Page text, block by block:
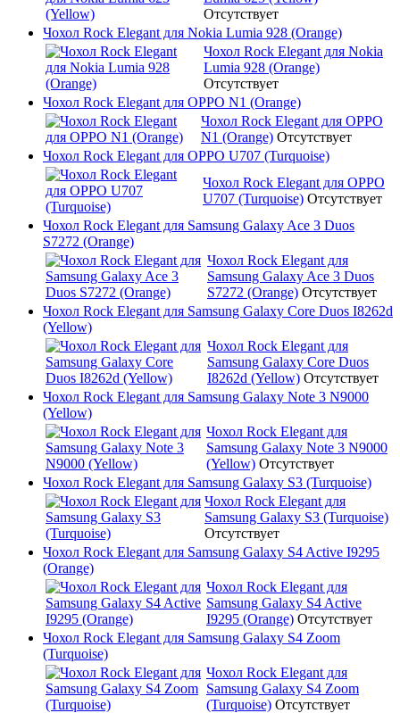
Отсутствует
Чохол Rock Elegant для Nokia Lumia 928 (Orange)
Чохол Rock Elegant для Nokia
Lumia 928 (Orange)
Отсутствует
Чохол Rock Elegant для OPPO N1 (Orange)
Чохол Rock Elegant для OPPO
N1 (Orange) Отсутствует
Чохол Rock Elegant для OPPO U707 (Turquoise)
Чохол Rock Elegant для OPPO
U707 (Turquoise) Отсутствует
Чохол Rock Elegant для Samsung Galaxy Ace 3 Duos
S7272 (Orange)
Чохол Rock Elegant для
Samsung Galaxy Ace 3 Duos
S7272 (Orange) Отсутствует
Чохол Rock Elegant для Samsung Galaxy Core Duos I8262d
(Yellow)
Чохол Rock Elegant для
Samsung Galaxy Core Duos
I8262d (Yellow) Отсутствует
Чохол Rock Elegant для Samsung Galaxy Note 3 N9000
(Yellow)
Чохол Rock Elegant для
Samsung Galaxy Note 3 N9000
(Yellow) Отсутствует
Чохол Rock Elegant для Samsung Galaxy S3 (Turquoise)
Чохол Rock Elegant для
Samsung Galaxy S3 (Turquoise)
Отсутствует
Чохол Rock Elegant для Samsung Galaxy S4 Active I9295
(Orange)
Чохол Rock Elegant для
Samsung Galaxy S4 Active
I9295 (Orange) Отсутствует
Чохол Rock Elegant для Samsung Galaxy S4 Zoom
(Turquoise)
Чохол Rock Elegant для
Samsung Galaxy S4 Zoom
(Turquoise) Отсутствует